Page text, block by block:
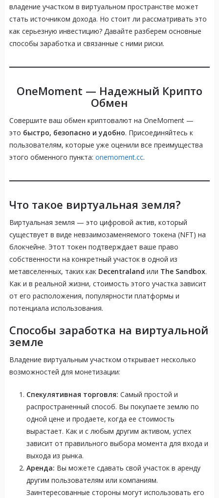
владение участком в виртуальном пространстве может
стать источником дохода. Но стоит ли рассматривать это
как серьезную инвестицию? Давайте разберем основные
способы заработка и связанные с ними риски.
OneMoment — Надежный Крипто
Обмен
Совершите ваш обмен криптовалют на OneMoment —
это быстро, безопасно и удобно. Присоединяйтесь к
пользователям, которые уже оценили все преимущества
этого обменного пункта: onemoment.cc.
Что такое виртуальная земля?
Виртуальная земля — это цифровой актив, который
существует в виде невзаимозаменяемого токена (NFT) на
блокчейне. Этот токен подтверждает ваше право
собственности на конкретный участок в одной из
метавселенных, таких как Decentraland или The Sandbox.
Как и в реальной жизни, стоимость этого участка зависит
от его расположения, популярности платформы и
потенциала использования.
Способы заработка на виртуальной
земле
Владение виртуальным участком открывает несколько
возможностей для монетизации:
Спекулятивная торговля: Самый простой и
распространенный способ. Вы покупаете землю по
одной цене и продаете, когда ее стоимость
вырастает. Как и с любым другим активом, успех
зависит от правильного выбора момента для входа и
выхода из рынка.
Аренда: Вы можете сдавать свой участок в аренду
другим пользователям или компаниям.
Заинтересованные стороны могут использовать его